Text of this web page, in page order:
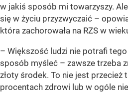
w jakiś sposób mi towarzyszy.
się w życiu przyzwyczaić –
która zachorowała na RZS w
– Większość ludzi nie potrafi
sposób myśleć – zawsze trzeba
złoty środek. To nie jest przecież
procentach zdrowi lub w ogóle